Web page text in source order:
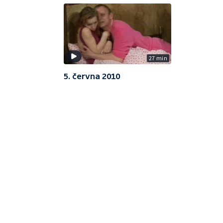
27 min
5. června 2010